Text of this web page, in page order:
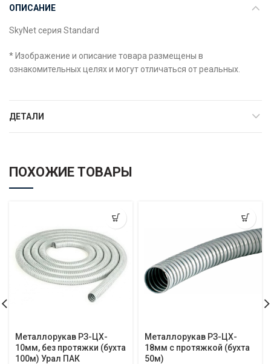
ОПИСАНИЕ
SkyNet серия Standard
* Изображение и описание товара размещены в
ознакомительных целях и могут отличаться от реальных.
ДЕТАЛИ
ПОХОЖИЕ ТОВАРЫ
Металлорукав РЗ-ЦХ-
10мм, без протяжки (бухта
100м) Урал ПАК
Металлорукав РЗ-ЦХ-
18мм с протяжкой (бухта
50м)